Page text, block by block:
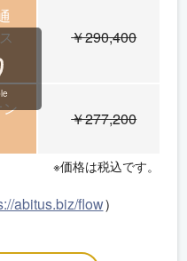
￥290,400
ン
￥277,200
※価格は税込です。
abitus.biz/flow）